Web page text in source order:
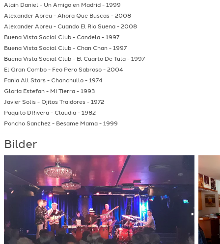
Alain Daniel - Un Amigo en Madrid - 1999
Alexander Abreu - Ahora Que Buscas - 2008
Alexander Abreu - Cuando El Rio Suena - 2008
Buena Vista Social Club - Candela - 1997
Buena Vista Social Club - Chan Chan - 1997
Buena Vista Social Club - El Cuarto De Tula - 1997
El Gran Combo - Feo Pero Sabroso - 2004
Fania All Stars - Chanchullo - 1974
Gloria Estefan - Mi Tierra - 1993
Javier Solis - Ojitos Traidores - 1972
Paquito DRivera - Claudia - 1982
Poncho Sanchez - Besame Mama - 1999
Bilder